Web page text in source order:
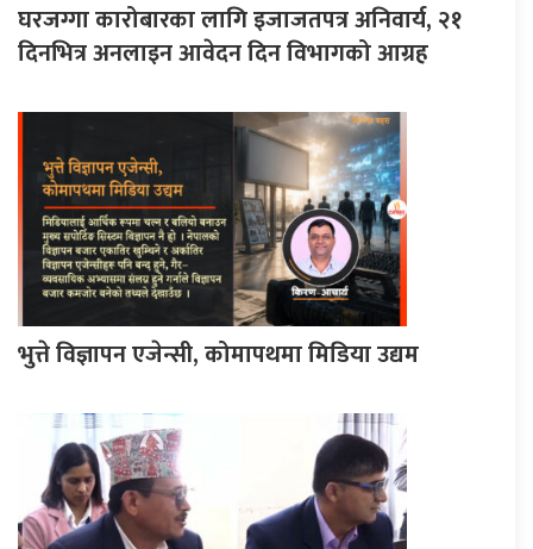
घरजग्गा कारोबारका लागि इजाजतपत्र अनिवार्य, २१
दिनभित्र अनलाइन आवेदन दिन विभागको आग्रह
भुत्ते विज्ञापन एजेन्सी, कोमापथमा मिडिया उद्यम